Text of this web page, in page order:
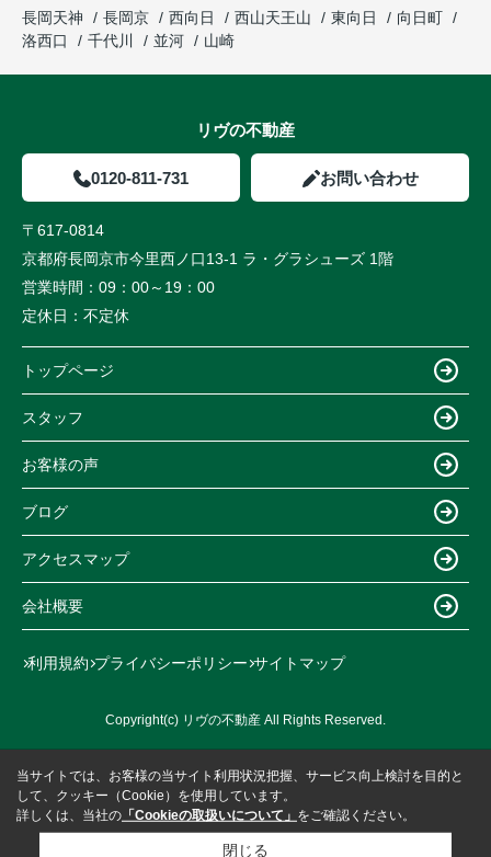
長岡天神
長岡京 西向日 西山天王山 東向日
向日町
洛西口
千代川 並河 山崎
リヴの不動産
0120-811-731 お問い合わせ
〒617-0814
京都府長岡京市今里西ノ口13-1 ラ・グラシューズ 1階
営業時間： 09：00～19：00
定休日： 不定休
トップページ
スタッフ
お客様の声
ブログ
アクセスマップ
会社概要
利用規約 プライバシーポリシー サイトマップ
Copyright(c) リヴの不動産 All Rights Reserved.
当サイトでは、お客様の当サイト利用状況把握、サービス向上検討を目的と
して、クッキー（Cookie）を使用しています。
詳しくは、当社の 「Cookieの取扱いについて」 をご確認ください。
閉じる